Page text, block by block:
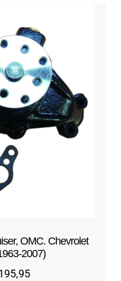
OMC. Chevrolet
2007)
Huidige